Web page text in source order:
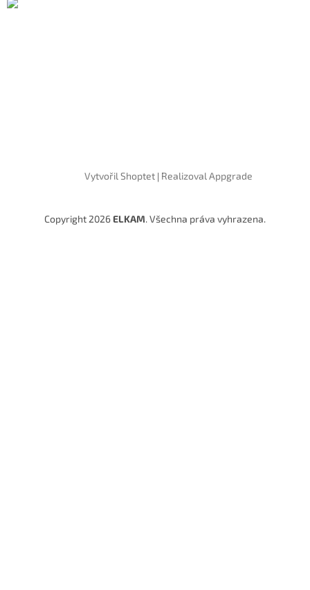
Vytvořil Shoptet| Realizoval Appgrade
Copyright 2026 ELKAM. Všechna práva vyhrazena.